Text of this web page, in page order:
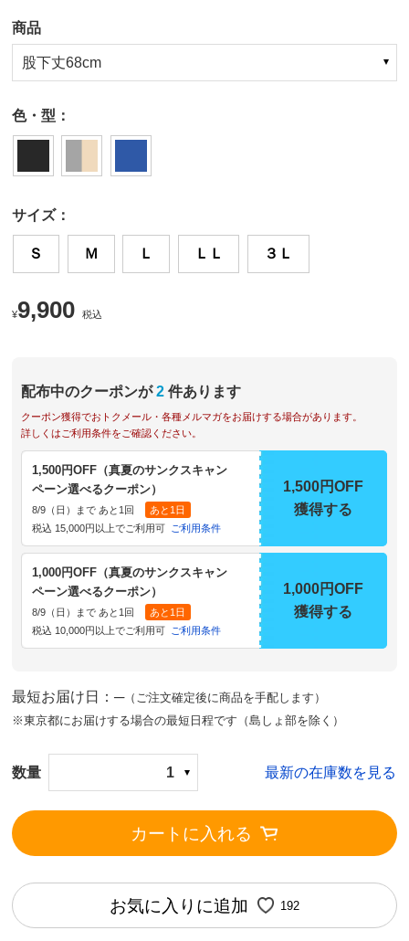
商品
股下丈68cm
色・型：
サイズ：
Ｓ Ｍ Ｌ ＬＬ ３Ｌ
¥9,900 税込
配布中のクーポンが 2 件あります
クーポン獲得でおトクメール・各種メルマガをお届けする場合があります。
詳しくはご利用条件をご確認ください。
1,500円OFF（真夏のサンクスキャン
ペーン選べるクーポン）
8/9（日）まで あと1回
あと1日
税込 15,000円以上でご利用可
ご利用条件
1,500円OFF
獲得する
1,000円OFF（真夏のサンクスキャン
ペーン選べるクーポン）
8/9（日）まで あと1回
あと1日
税込 10,000円以上でご利用可
ご利用条件
1,000円OFF
獲得する
最短お届け日：─（ご注文確定後に商品を手配します）
※東京都にお届けする場合の最短日程です（島しょ部を除く）
数量 1 最新の在庫数を見る
カートに入れる
お気に入りに追加 192